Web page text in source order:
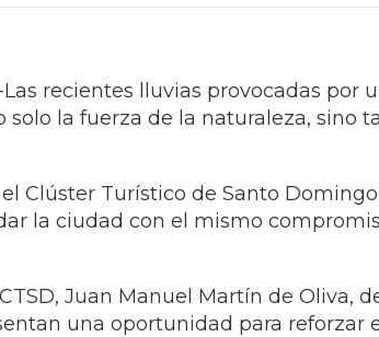
Las recientes lluvias provocadas por
solo la fuerza de la naturaleza,
Clúster Turístico de Santo
la ciudad con el mismo
Juan Manuel Martín de Oliva,
una oportunidad para reforzar